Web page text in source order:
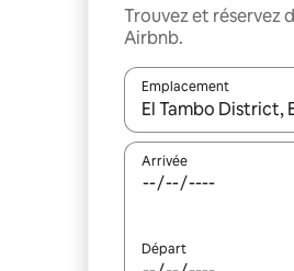
Trouvez et réservez
Airbnb.
Emplacement
Quand les résultats
Arrivée
Départ